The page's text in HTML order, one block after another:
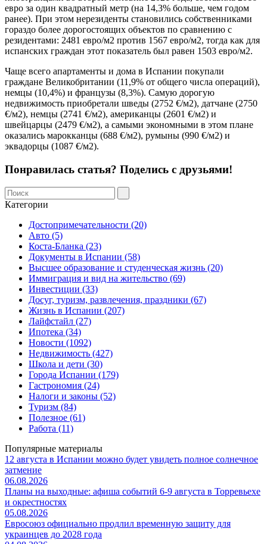
евро за один квадратный метр (на 14,3% больше, чем годом
ранее). При этом нерезиденты становились собственниками
гораздо более дорогостоящих объектов по сравнению с
резидентами: 2481 евро/м2 против 1567 евро/м2, тогда как для
испанских граждан этот показатель был равен 1503 евро/м2.
Чаще всего апартаменты и дома в Испании покупали
граждане Великобритании (11,9% от общего числа операций),
немцы (10,4%) и французы (8,3%). Самую дорогую
недвижимость приобретали шведы (2752 €/м2), датчане (2750
€/м2), немцы (2741 €/м2), американцы (2601 €/м2) и
швейцарцы (2479 €/м2), а самыми экономными в этом плане
оказались марокканцы (688 €/м2), румыны (990 €/м2) и
эквадорцы (1087 €/м2).
Понравилась статья? Поделись с друзьями!
Категории
Достопримечательности (20)
Авто (5)
Коста-Бланка (23)
Документы в Испании (58)
Высшее образование и студенческая жизнь (20)
Иммиграция и вид на жительство (69)
Инвестиции (33)
Досуг, туризм, развлечения, праздники (67)
Жизнь в Испании (207)
Лайфстайл (27)
Ипотека (34)
Новости (1092)
Недвижимость (427)
Школа и дети (30)
Города Испании (179)
Гастрономия (24)
Налоги и законы (52)
Туризм (84)
Полезное (61)
Работа (11)
Популярные материалы
12 августа в Испании можно будет увидеть полное солнечное
затмение
06.08.2026
Планы на выходные: афиша событий 6-9 августа в Торревьехе
и окрестностях
05.08.2026
Евросоюз официально продлил временную защиту для
украинцев до 2028 года